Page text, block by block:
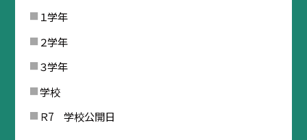
１学年
２学年
３学年
学校
Ｒ7 学校公開日